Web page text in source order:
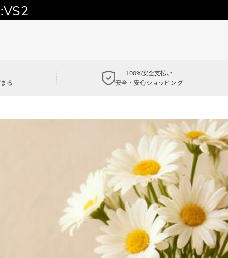
る
100%安全支払い
安全・安心ショッピング